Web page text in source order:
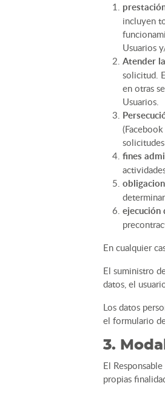
incluyen
Usuarios
Atender
solicitud.
en otras
Usuarios.
fines
ejecución
En cualquier
El suministro
datos, el
Los datos
el formulario
3.
El
propias